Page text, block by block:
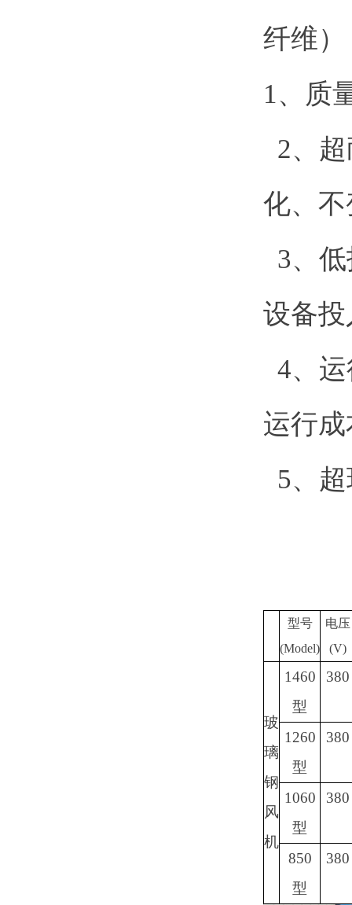
纤维
1、质
2、
化、
3、
设备
4、
运行
5、
型号
(Model)
电压
(V)
玻
璃
钢
风
机
1460
型
380
1260
型
380
1060
型
380
850
型
380